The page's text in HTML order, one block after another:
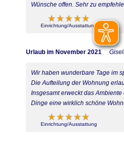
Wünsche offen. Sehr zu
Einrichtung/Ausstattung
Urlaub im November 2021
Wir haben wunderbare Tage im
Die Aufteilung der Wohnung
Insgesamt erweckt das
Dinge eine wirklich schöne
Einrichtung/Ausstattung